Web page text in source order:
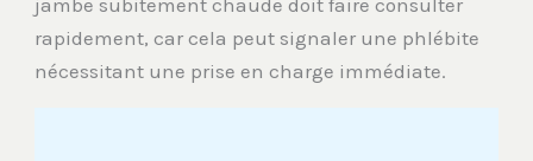
jambe subitement chaude doit faire consulter
rapidement, car cela peut signaler une phlébite
nécessitant une prise en charge immédiate.